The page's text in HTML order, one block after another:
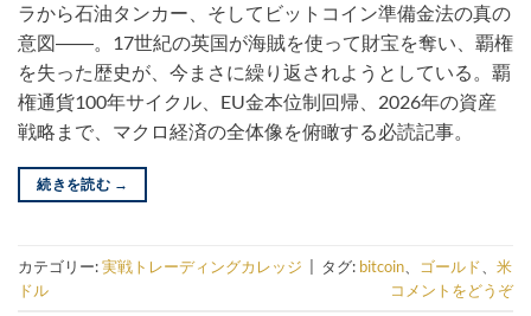
ラから石油タンカー、そしてビットコイン準備金法の真の
意図――。17世紀の英国が海賊を使って財宝を奪い、覇権
を失った歴史が、今まさに繰り返されようとしている。覇
権通貨100年サイクル、EU金本位制回帰、2026年の資産
戦略まで、マクロ経済の全体像を俯瞰する必読記事。
続きを読む →
カテゴリー:実戦トレーディングカレッジ | タグ: bitcoin ゴールド
米
ドル
コメントをどうぞ